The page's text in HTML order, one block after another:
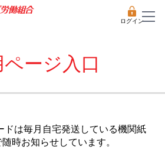
ログイン
ージ入口
ドは毎月自宅発送している機関紙
時お知らせしています。